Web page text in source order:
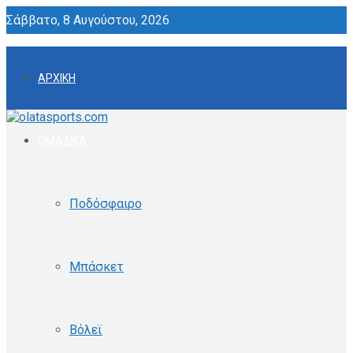
Σάββατο, 8 Αυγούστου, 2026
ΑΡΧΙΚΗ
Ποδόσφαιρο
Μπάσκετ
Βόλεϊ